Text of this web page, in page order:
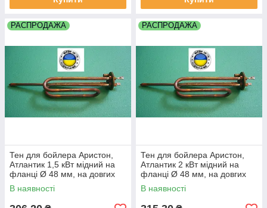
РАСПРОДАЖА
Тен для бойлера Аристон,
Атлантик 1,5 кВт мідний на
фланці Ø 48 мм, на довгих
ніжках, під анод М6 Україна
В наявності
РАСПРОДАЖА
Тен для бойлера Аристон,
Атлантик 2 кВт мідний на
фланці Ø 48 мм, на довгих
ніжках, під анод М6 Україна
В наявності